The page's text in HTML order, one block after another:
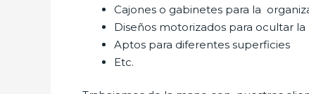
Cajones o gabinetes para la
Diseños motorizados para ocultar
Aptos para diferentes superficies
Etc.